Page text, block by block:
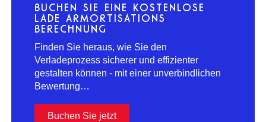
BUCHEN SIE EINE KOSTENLOSE
LADE ARMORTISATIONS
BERECHNUNG
Finden Sie heraus, wie Sie den
Verladeprozess sicherer und effizienter
gestalten können - mit einer unverbindlichen
Bewertung…
Buchen Sie jetzt